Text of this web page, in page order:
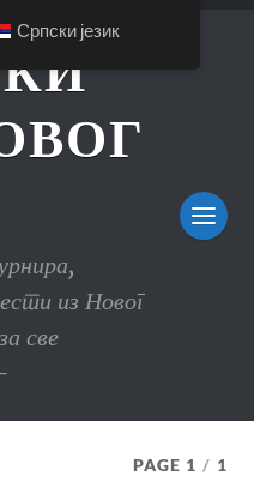
из Новог
све
PAGE 1 / 1
Српски језик